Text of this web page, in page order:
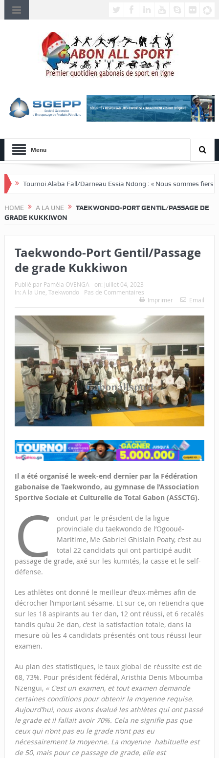
Menu
Fall/Darneau Essia Ndong : « Nous sommes fiers du parcours de nos
HOME A LA UNE
TAEKWONDO-PORT GENTIL/PASSAGE DE
GRADE KUKKIWON
Taekwondo-Port Gentil/Passage
de grade Kukkiwon
Publié par Paméla OVENGA on: juillet 04, 2023
In: A la Une Taekwondo
Pas de Commentaires
Imprimer
Email
Il a été organisé le week-end dernier par la Fédération
gabonaise de Taekwondo, au gymnase de l’Association
Sportive Sociale et Culturelle de Total Gabon (ASSCTG).
C
onduit par le président de la ligue
provinciale du taekwondo de l’Ogooué-
Maritime, Me Gabriel Ghislain Poaty, c’est au
total 22 candidats qui ont participé audit
passage de grade, axé sur les kumités, la casse et le self-
défense.
Les athlètes ont donné le meilleur d’eux-mêmes afin de
décrocher l’important sésame. Et sur ce, on retiendra que
sur les 18 aspirants au 1er dan, 12 ont réussi, et 6 recalés
tandis qu’au 2e dan, c’est la satisfaction totale, dans la
mesure où les 4 candidats présentés ont tous réussi leur
examen.
Au plan des statistiques, le taux global de réussite est de
68, 73%. Pour président fédéral, Aristhia Denis Mboumba
Nzengui, « C’est un examen, et tout examen demande
certaines conditions pour obtenir la moyenne requise.
Aujourd’hui, nous avons évalué les athlètes qui ont passé
le grade et il fallait avoir 70%. Cela ne signifie pas que
ceux qui n’ont pas eu le grade n’ont pas eu
nécessairement la moyenne. La moyenne habituelle est
de 50, mais pour ce passage de grade, elle est